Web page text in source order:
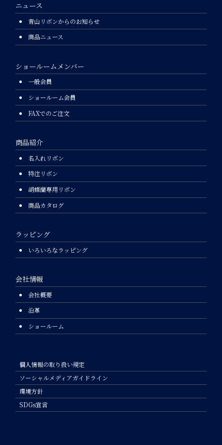
ニュース
青山リボンからのお知らせ
商品ニュース
ショールームメンバー
一般会員
ショールーム会員
FAXでのご注文
商品紹介
名入れリボン
特注リボン
胡蝶蘭専用リボン
商品カタログ
ラッピング
いろいろなラッピング
会社情報
会社概要
沿革
ショールーム
個人情報の取り扱い規定
ソーシャルメディアガイドライン
環境方針
SDGs宣言